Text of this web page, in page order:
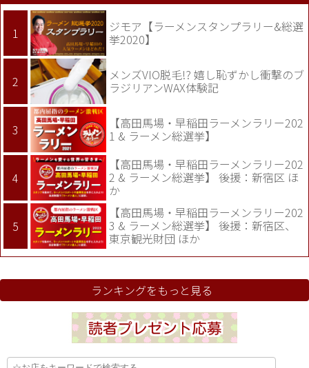
ジモア【ラーメンスタンプラリー&総選
挙2020】
メンズVIO脱毛!? 嬉し恥ずかし衝撃のブ
ラジリアンWAX体験記
【高田馬場・早稲田ラーメンラリー202
1 & ラーメン総選挙】
【高田馬場・早稲田ラーメンラリー202
2 & ラーメン総選挙】 後援：新宿区 ほ
か
【高田馬場・早稲田ラーメンラリー202
3 & ラーメン総選挙】 後援：新宿区、
東京観光財団 ほか
ランキングをもっと見る